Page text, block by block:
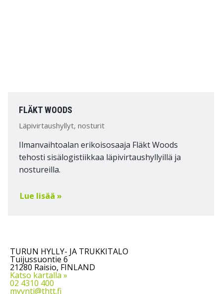
FLÄKT WOODS
Läpivirtaushyllyt, nosturit
Ilmanvaihtoalan erikoisosaaja Fläkt Woods
tehosti sisälogistiikkaa läpivirtaushyllyillä ja
nostureilla.
Lue lisää »
TURUN HYLLY- JA TRUKKITALO
Tuijussuontie 6
21280 Raisio, FINLAND
Katso kartalla »
02 4310 400
myynti@thtt.fi